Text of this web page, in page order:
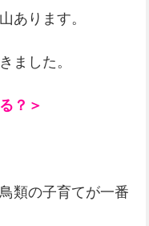
あります。
ました。
？＞
類の子育てが一番